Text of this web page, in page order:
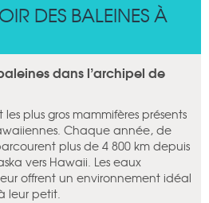
DES BALEINES À
dans l’archipel de
les plus gros mammifères présents
Chaque année, de
plus de 4 800 km depuis
vers Hawaii. Les eaux
offrent un environnement idéal
leur petit.